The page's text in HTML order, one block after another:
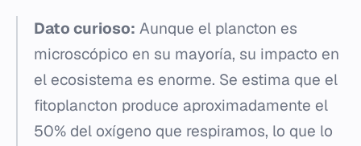
Dato curioso: Aunque el plancton es
microscópico en su mayoría, su impacto en
el ecosistema es enorme. Se estima que el
fitoplancton produce aproximadamente el
50% del oxígeno que respiramos, lo que lo